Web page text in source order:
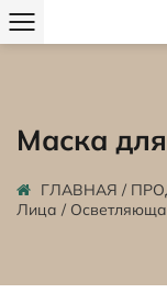
Маска
ГЛАВНАЯ /
Лица /